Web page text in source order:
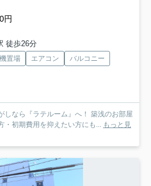
円
徒歩26分
置場 エアコン
バルコニー
しなら『ラテルーム』へ！ 築浅のお部屋
初期費用を抑えたい方にも...
もっと見